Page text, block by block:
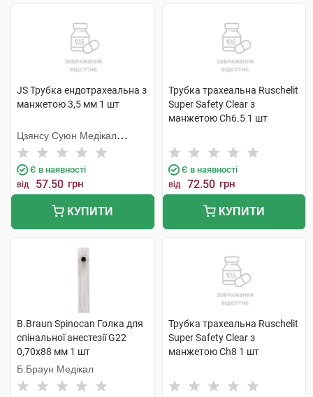
JS Трубка ендотрахеальна з
манжетою 3,5 мм 1 шт
Цзянсу Суюн Медікал
Метіріалс
Є в наявності
від 57.50 грн
КУПИТИ
Трубка трахеальна Ruschelit
Super Safety Clear з
манжетою Ch6.5 1 шт
Є в наявності
від 72.50 грн
КУПИТИ
B.Braun Spinocan Голка для
спінальної анестезії G22
0,70x88 мм 1 шт
Б.Браун Медікал
Трубка трахеальна Ruschelit
Super Safety Clear з
манжетою Ch8 1 шт